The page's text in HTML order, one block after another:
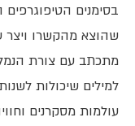
בסימנים הטיפוגרפים
שהוצא מהקשרו ויצר
מתכתב עם צורת
למילים שיכולות
עולמות מסקרנים